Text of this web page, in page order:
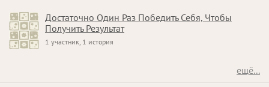
Достаточно Один Раз Победить Себя, Чтобы
Получить Результат
1 участник, 1 история
ещё...